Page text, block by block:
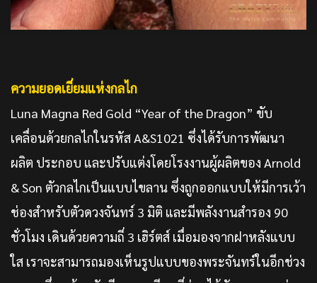
ความยอดเยี่ยมแห่งกลไก
Luna Magna Red Gold “Year of the Dragon” ขับ
เคลื่อนด้วยกลไกในรหัส A&S1021 ซึ่งได้รับการพัฒนา
ผลิต ประกอบ และปรับแต่งโดยโรงงานผู้ผลิตของ Arnold
& Son ตัวกลไกเป็นแบบไขลาน ซึ่งถูกออกแบบให้มีการเว้า
ช่องสำหรับตัวดวงจันทร์ 3 มิติ และมีพลังงานสำรอง 90
ชั่วโมง เดินด้วยความถี่ 3 เฮิร์ตส์ เมื่อมองจากฝาหลังแบบ
ใส เราจะสามารถมองเห็นรูปแบบของพระจันทร์ในอีกช่วง